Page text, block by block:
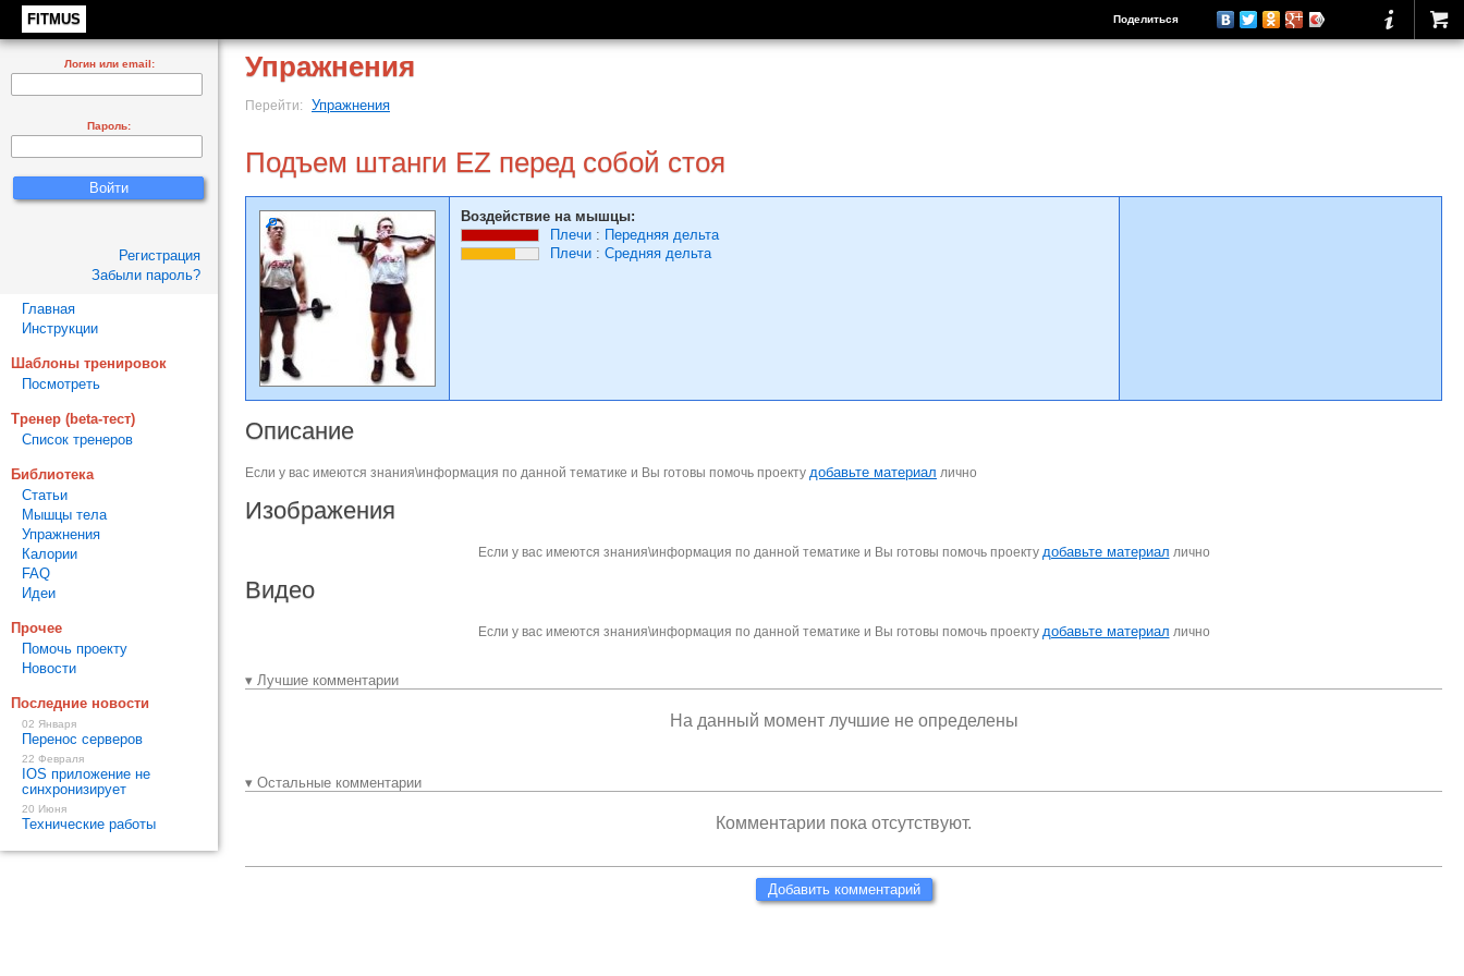
FITMUS Поделиться
Упражнения
Перейти: Упражнения
Подъем штанги EZ перед собой стоя
Воздействие на мышцы:
Плечи : Передняя дельта
Плечи : Средняя дельта
Описание
Если у вас имеются знания\информация по данной тематике и Вы готовы помочь проекту добавьте материал лично
Изображения
Если у вас имеются знания\информация по данной тематике и Вы готовы помочь проекту добавьте материал лично
Видео
Если у вас имеются знания\информация по данной тематике и Вы готовы помочь проекту добавьте материал лично
▾ Лучшие комментарии
На данный момент лучшие не определены
▾ Остальные комментарии
Комментарии пока отсутствуют.
Добавить комментарий
Логин или email:
Пароль:
Регистрация
Забыли пароль?
Главная
Инструкции
Шаблоны тренировок
Посмотреть
Тренер (beta-тест)
Список тренеров
Библиотека
Статьи
Мышцы тела
Упражнения
Калории
FAQ
Идеи
Прочее
Помочь проекту
Новости
Последние новости
02 Января
Перенос серверов
22 Февраля
IOS приложение не
синхронизирует
20 Июня
Технические работы